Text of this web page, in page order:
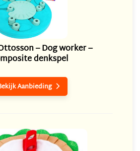
– Dog worker –
denkspel
Aanbieding 